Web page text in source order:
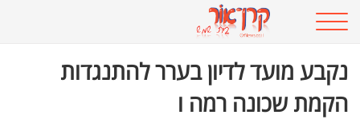
נקבע מועד לדיון בערר להתנגדות
הקמת שכונה רמה ו